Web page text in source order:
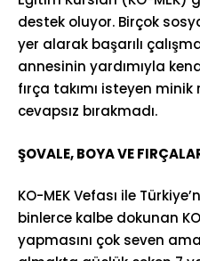
destek oluyor. Birçok
yer alarak başarılı
annesinin yardımıyla
fırça takımı isteyen minik
cevapsız bırakmadı.
ŞOVALE, BOYA VE
KO-MEK Vefası ile
binlerce kalbe dokunan
yapmasını çok seven